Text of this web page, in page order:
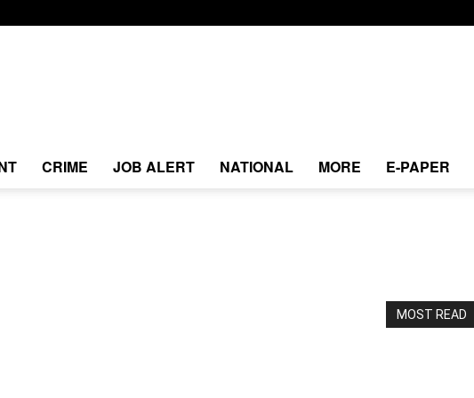
CRIME JOB ALERT NATIONAL MORE E-PAPER
MOST READ